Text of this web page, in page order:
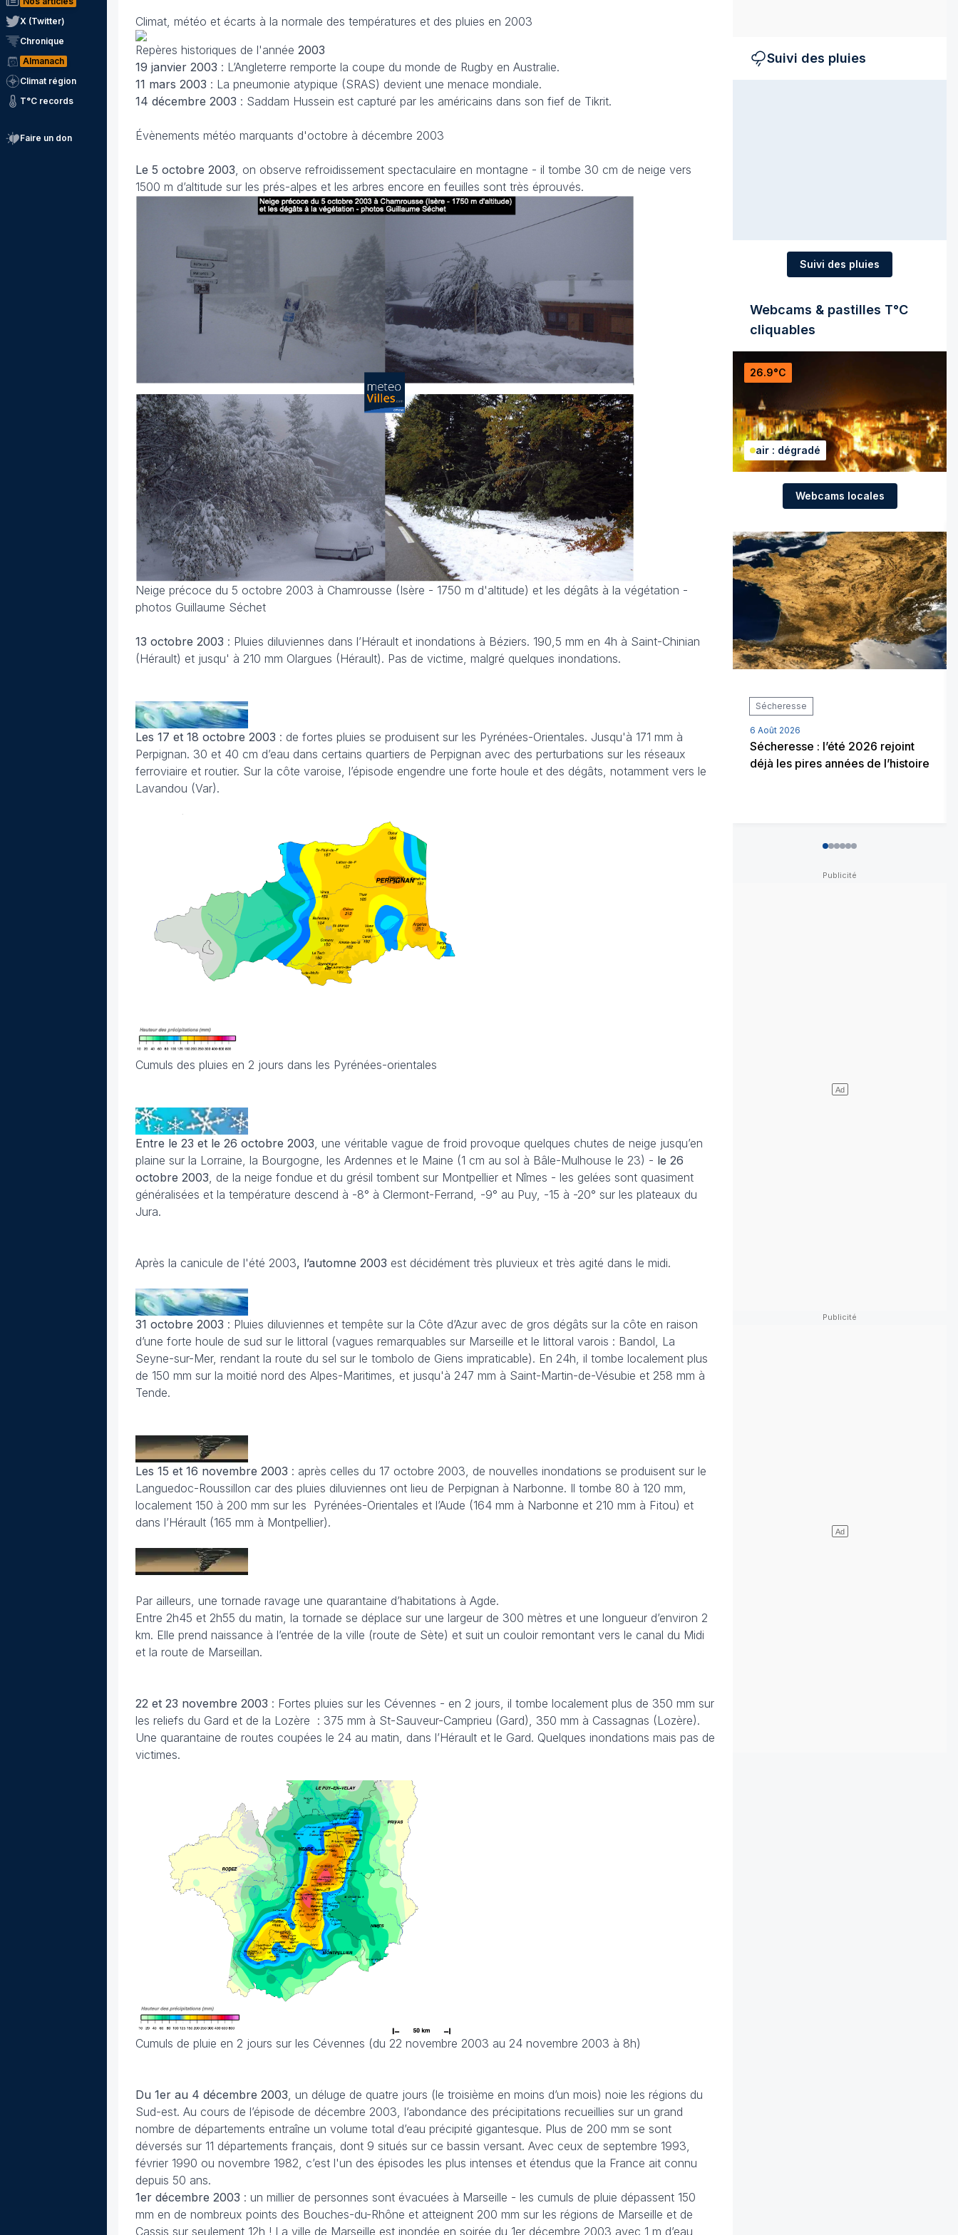
X (Twitter)
Chronique
Almanach
Climat région
T°C records
Faire un don
Climat, météo et écarts à la normale des températures et des pluies en 2003
Repères historiques de l'année 2003
19 janvier 2003 : L’Angleterre remporte la coupe du monde de Rugby en Australie.
11 mars 2003 : La pneumonie atypique (SRAS) devient une menace mondiale.
14 décembre 2003 : Saddam Hussein est capturé par les américains dans son fief de Tikrit.
Évènements météo marquants d'octobre à décembre 2003
Le 5 octobre 2003, on observe refroidissement spectaculaire en montagne - il tombe 30 cm de neige vers
1500 m d’altitude sur les prés-alpes et les arbres encore en feuilles sont très éprouvés.
Neige précoce du 5 octobre 2003 à Chamrousse (Isère - 1750 m d'altitude) et les dégâts à la végétation -
photos Guillaume Séchet
13 octobre 2003 : Pluies diluviennes dans l’Hérault et inondations à Béziers. 190,5 mm en 4h à Saint-Chinian
(Hérault) et jusqu' à 210 mm Olargues (Hérault). Pas de victime, malgré quelques inondations.
Les 17 et 18 octobre 2003 : de fortes pluies se produisent sur les Pyrénées-Orientales. Jusqu'à 171 mm à
Perpignan. 30 et 40 cm d’eau dans certains quartiers de Perpignan avec des perturbations sur les réseaux
ferroviaire et routier. Sur la côte varoise, l’épisode engendre une forte houle et des dégâts, notamment vers le
Lavandou (Var).
Cumuls des pluies en 2 jours dans les Pyrénées-orientales
Entre le 23 et le 26 octobre 2003, une véritable vague de froid provoque quelques chutes de neige jusqu’en
plaine sur la Lorraine, la Bourgogne, les Ardennes et le Maine (1 cm au sol à Bâle-Mulhouse le 23) - le 26
octobre 2003, de la neige fondue et du grésil tombent sur Montpellier et Nîmes - les gelées sont quasiment
généralisées et la température descend à -8° à Clermont-Ferrand, -9° au Puy, -15 à -20° sur les plateaux du
Jura.
Après la canicule de l'été 2003, l’automne 2003 est décidément très pluvieux et très agité dans le midi.
31 octobre 2003 : Pluies diluviennes et tempête sur la Côte d’Azur avec de gros dégâts sur la côte en raison
d’une forte houle de sud sur le littoral (vagues remarquables sur Marseille et le littoral varois : Bandol, La
Seyne-sur-Mer, rendant la route du sel sur le tombolo de Giens impraticable). En 24h, il tombe localement plus
de 150 mm sur la moitié nord des Alpes-Maritimes, et jusqu'à 247 mm à Saint-Martin-de-Vésubie et 258 mm à
Tende.
Les 15 et 16 novembre 2003 : après celles du 17 octobre 2003, de nouvelles inondations se produisent sur le
Languedoc-Roussillon car des pluies diluviennes ont lieu de Perpignan à Narbonne. Il tombe 80 à 120 mm,
localement 150 à 200 mm sur les Pyrénées-Orientales et l’Aude (164 mm à Narbonne et 210 mm à Fitou) et
dans l’Hérault (165 mm à Montpellier).
Par ailleurs, une tornade ravage une quarantaine d’habitations à Agde.
Entre 2h45 et 2h55 du matin, la tornade se déplace sur une largeur de 300 mètres et une longueur d’environ 2
km. Elle prend naissance à l’entrée de la ville (route de Sète) et suit un couloir remontant vers le canal du Midi
et la route de Marseillan.
22 et 23 novembre 2003 : Fortes pluies sur les Cévennes - en 2 jours, il tombe localement plus de 350 mm sur
les reliefs du Gard et de la Lozère : 375 mm à St-Sauveur-Camprieu (Gard), 350 mm à Cassagnas (Lozère).
Une quarantaine de routes coupées le 24 au matin, dans l’Hérault et le Gard. Quelques inondations mais pas de
victimes.
Cumuls de pluie en 2 jours sur les Cévennes (du 22 novembre 2003 au 24 novembre 2003 à 8h)
Du 1er au 4 décembre 2003 , un déluge de quatre jours (le troisième en moins d’un mois) noie les régions du
Sud-est. Au cours de l’épisode de décembre 2003, l’abondance des précipitations recueillies sur un grand
nombre de départements entraîne un volume total d’eau précipité gigantesque. Plus de 200 mm se sont
déversés sur 11 départements français, dont 9 situés sur ce bassin versant. Avec ceux de septembre 1993,
février 1990 ou novembre 1982, c’est l'un des épisodes les plus intenses et étendus que la France ait connu
depuis 50 ans.
1er décembre 2003 : un millier de personnes sont évacuées à Marseille - les cumuls de pluie dépassent 150
mm en de nombreux points des Bouches-du-Rhône et atteignent 200 mm sur les régions de Marseille et de
Cassis sur seulement 12h ! La ville de Marseille est inondée en soirée du 1er décembre 2003 avec 1 m d’eau
Suivi des pluies
Suivi des pluies
Webcams & pastilles T°C
cliquables
26.9°C
air : dégradé
Webcams locales
Sécheresse
6 Août 2026
Sécheresse : l’été 2026 rejoint
déjà les pires années de l’histoire
012345